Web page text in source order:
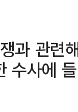
과 관련
수사에